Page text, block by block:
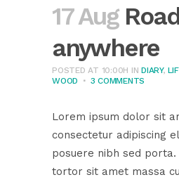
17 Aug
anywhere
POSTED AT 10:00H INDIARY,
WOOD
3 COMMENTS
Lorem ipsum dolor sit
consectetur adipiscing
posuere nibh sed
tortor sit amet massa